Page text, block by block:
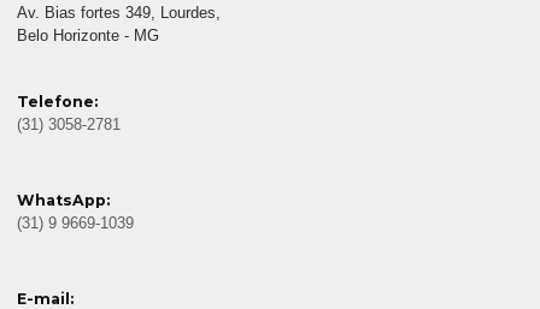
Av. Bias fortes 349, Lourdes,
Belo Horizonte - MG
Telefone:
(31) 3058-2781
WhatsApp:
(31) 9 9669-1039
E-mail: